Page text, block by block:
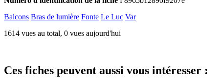
Balcons Bras de lumière Fonte Le Luc Var
1614 vues au total, 0 vues aujourd'hui
Ces fiches peuvent aussi vous intéresser :